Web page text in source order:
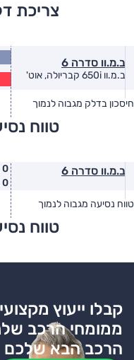
צריכת
ב.מ.וו סדרה 6
ב.מ.וו 650i קבריולה, אוט'
חיסכון בדלק מגבוה לנמוך
טווח
ב.מ.וו סדרה 6 0
0
טווח נסיעה מגבוה לנמוך
טווח
קבלו ייעוץ
ממומחי הרכב
הרכב הבא שלכם